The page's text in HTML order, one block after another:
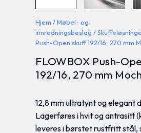
Hjem /Møbel- og
innredningsbeslag /
Push-Open skuff 192/16, 270 mm
FLOWBOX Push-
192/16, 270 mm
12,8 mm ultratynt og elegant
Lagerføres i hvit og antrasitt
leveres i børstet rustfritt stål,